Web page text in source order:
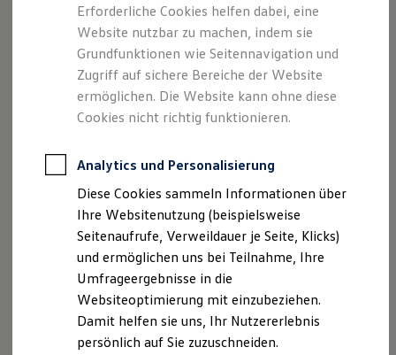
Saisonangebote
Reifenpakete
Leasing
Leasing-Angebote
Gebrauchtwagen Leasing
Junge Gebrauchtwagen-Leasing
Elektroauto Leasing
Kleinwagen-Leasing
Autokredit mit Schlussrate
Versicherungen und Garantien
Kfz-Versicherung
Restschuldversicherungen
Garantien
Wartungsverträge
Geschäftskunden
Professional Class bei Volkswagen
Großkunden
Behörden
Direktkunden
Sonderfahrzeuge
Lassen Sie den Autoschlüssel einfach in der Tasche: Mit
„Keyless Access“
verriegelt und entriegelt Ihr Tayron die
Türen automatisch, sobald Sie sich nähern oder entfernen –
alles ganz ohne die Türgriffe zu berühren. Über das
Infotainmentsystem können Sie jetzt sogar einstellen,
welche Türen sich dabei ver- oder entriegeln sollen. Der
Motor lässt sich ebenfalls
starten.
optionalen„Easy Open & Close“-Funktionlässt
sich der Gepäckraum durch eine leichte Fußbewegung unter
dem Heck öffnen und schließen – praktisch, wenn Sie beide
Hände voll haben.
Nutzungsbedingungen
Erforderliche Cookies helfen dabei, eine
Website nutzbar zu machen, indem sie
Grundfunktionen wie Seitennavigation und
Zugriff auf sichere Bereiche der Website
ermöglichen. Die Website kann ohne diese
Cookies nicht richtig funktionieren.
Analytics und Personalisierung
Diese Cookies sammeln Informationen über
Ihre Websitenutzung (beispielsweise
Seitenaufrufe, Verweildauer je Seite, Klicks)
und ermöglichen uns bei Teilnahme, Ihre
Umfrageergebnisse in die
Websiteoptimierung mit einzubeziehen.
Damit helfen sie uns, Ihr Nutzererlebnis
persönlich auf Sie zuzuschneiden.